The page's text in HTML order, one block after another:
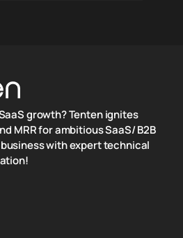
growth? Tenten ignites
MRR for ambitious SaaS/ B2B
with expert technical